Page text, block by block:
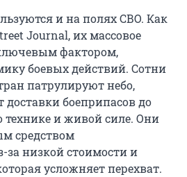
и на полях СВО. Как
Journal, их массовое
фактором,
боевых действий. Сотни
патрулируют небо,
боеприпасов до
технике и живой силе. Они
средством
за низкой стоимости и
усложняет перехват.